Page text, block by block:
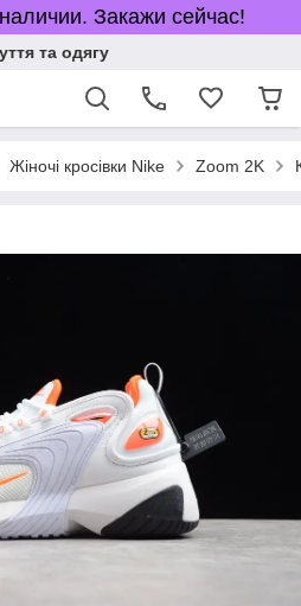
Закажи сейчас!
та одягу
Жіночі кросівки Nike Zoom 2K